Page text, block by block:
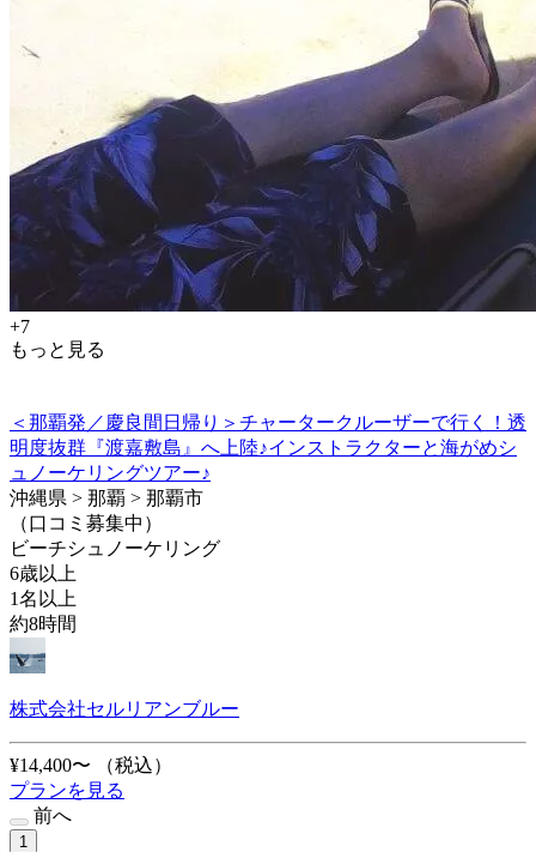
+7
もっと見る
＜那覇発／慶良間日帰り＞チャータークルーザーで行く！透
明度抜群『渡嘉敷島』へ上陸♪インストラクターと海がめシ
ュノーケリングツアー♪
沖縄県 > 那覇 > 那覇市
（口コミ募集中）
ビーチシュノーケリング
6歳以上
1名以上
約8時間
株式会社セルリアンブルー
¥14,400〜
（税込）
プランを見る
前へ
1